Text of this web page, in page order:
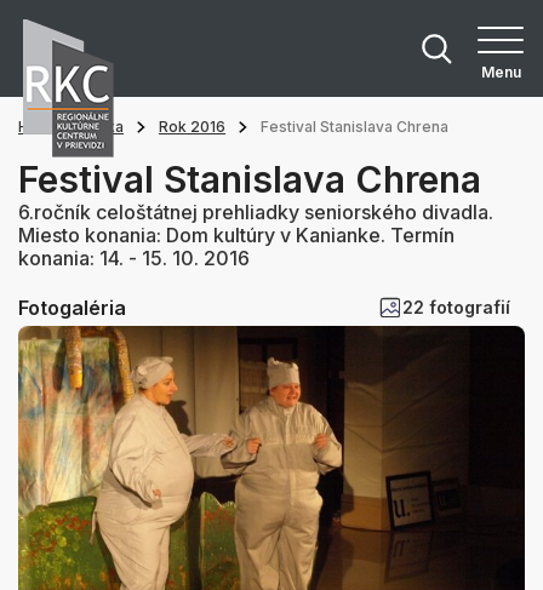
Menu
Hlavná stránka Rok 2016 Festival Stanislava Chrena
Festival Stanislava Chrena
6.ročník celoštátnej prehliadky seniorského divadla.
Miesto konania: Dom kultúry v Kanianke. Termín
konania: 14. - 15. 10. 2016
Fotogaléria 22 fotografií